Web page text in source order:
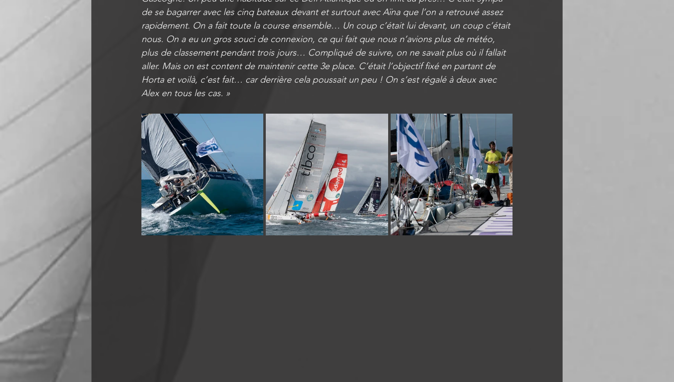
de se bagarrer avec les cinq bateaux devant et surtout avec Aïna que l’on a retrouvé assez
rapidement. On a fait toute la course ensemble… Un coup c’était lui devant, un coup c’était
nous. On a eu un gros souci de connexion, ce qui fait que nous n’avions plus de météo,
plus de classement pendant trois jours… Compliqué de suivre, on ne savait plus où il fallait
aller. Mais on est content de maintenir cette 3e place. C’était l’objectif fixé en partant de
Horta et voilà, c’est fait… car derrière cela poussait un peu ! On s’est régalé à deux avec
Alex en tous les cas. »